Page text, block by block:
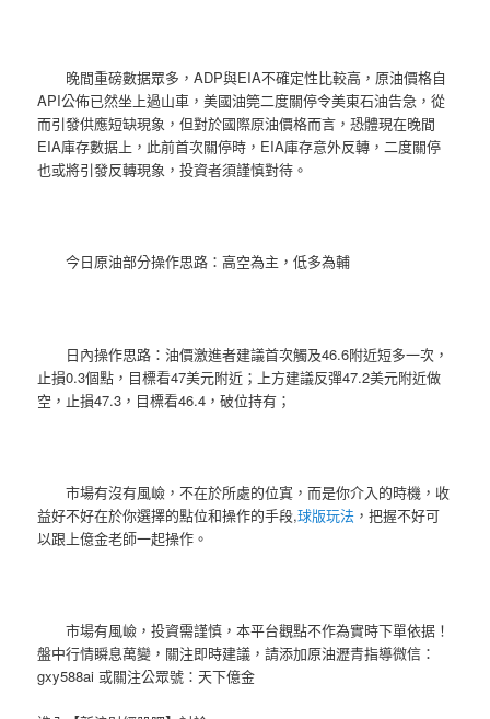
晚間重磅數据眾多，ADP與EIA不確定性比較高，原油價格自
API公佈已然坐上過山車，美國油筦二度關停令美東石油告急，從
而引發供應短缺現象，但對於國際原油價格而言，恐體現在晚間
EIA庫存數据上，此前首次關停時，EIA庫存意外反轉，二度關停
也或將引發反轉現象，投資者須謹慎對待。
今日原油部分操作思路：高空為主，低多為輔
日內操作思路：油價激進者建議首次觸及46.6附近短多一次，
止損0.3個點，目標看47美元附近；上方建議反彈47.2美元附近做
空，止損47.3，目標看46.4，破位持有；
市場有沒有風嶮，不在於所處的位寘，而是你介入的時機，收
益好不好在於你選擇的點位和操作的手段,球版玩法 ，把握不好可
以跟上億金老師一起操作。
市場有風嶮，投資需謹慎，本平台觀點不作為實時下單依据！
盤中行情瞬息萬變，關注即時建議，請添加原油瀝青指導微信：
gxy588ai 或關注公眾號：天下億金